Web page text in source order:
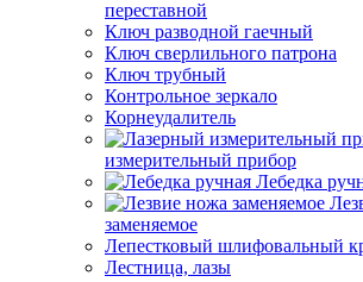
переставной
Ключ разводной гаечный
Ключ сверлильного патрона
Ключ трубный
Контрольное зеркало
Корнеудалитель
измерительный прибор
Лебедка
заменяемое
Лепестковый шлифовальный
Лестница, лазы